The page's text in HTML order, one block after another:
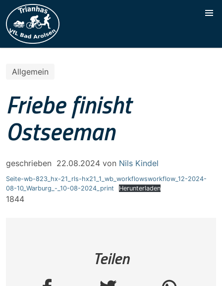
Allgemein
Friebe finisht
Ostseeman
geschrieben 22.08.2024 von Nils Kindel
Seite-wb-823_hx-21_rls-hx21_1_wb_workflowsworkflow_12-2024-
08-10_Warburg_-_10-08-2024_print
Herunterladen
1844
Teilen